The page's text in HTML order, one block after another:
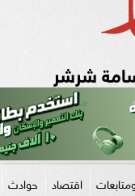
شرشر
اقتصاد حوادث